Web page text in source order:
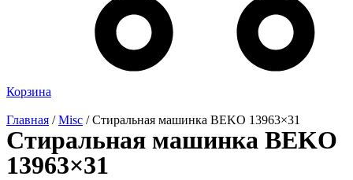
Корзина
Главная /Misc / Стиральная машинка BEKO 13963×31
Стиральная машинка BEKO
13963×31